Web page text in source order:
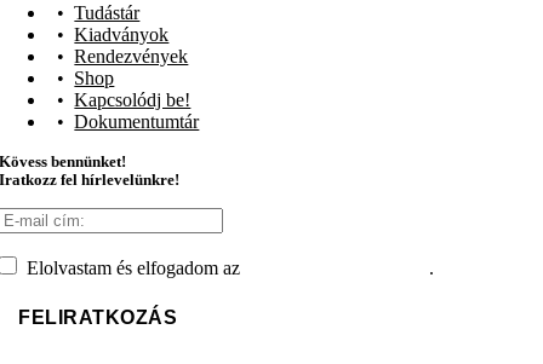
Tudástár
Kiadványok
Rendezvények
Shop
Kapcsolódj be!
Dokumentumtár
Kövess bennünket!
Iratkozz fel hírlevelünkre!
Elolvastam és elfogadom az .